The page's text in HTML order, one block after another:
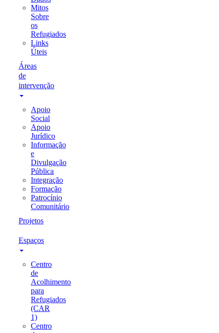
Mitos
Sobre
os
Refugiados
Links
Úteis
Áreas
de
intervenção
Apoio
Social
Apoio
Jurídico
Informação
e
Divulgação
Pública
Integração
Formação
Patrocínio
Comunitário
Projetos
Espaços
Centro
de
Acolhimento
para
Refugiados
(CAR
1)
Centro